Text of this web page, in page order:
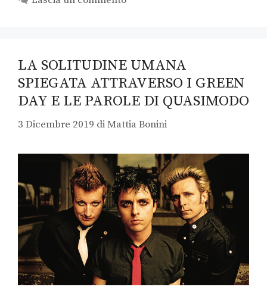
LA SOLITUDINE UMANA
SPIEGATA ATTRAVERSO I GREEN
DAY E LE PAROLE DI QUASIMODO
3 Dicembre 2019 diMattia Bonini